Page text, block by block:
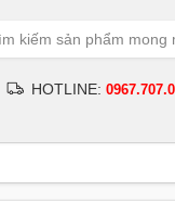
HOTLINE: